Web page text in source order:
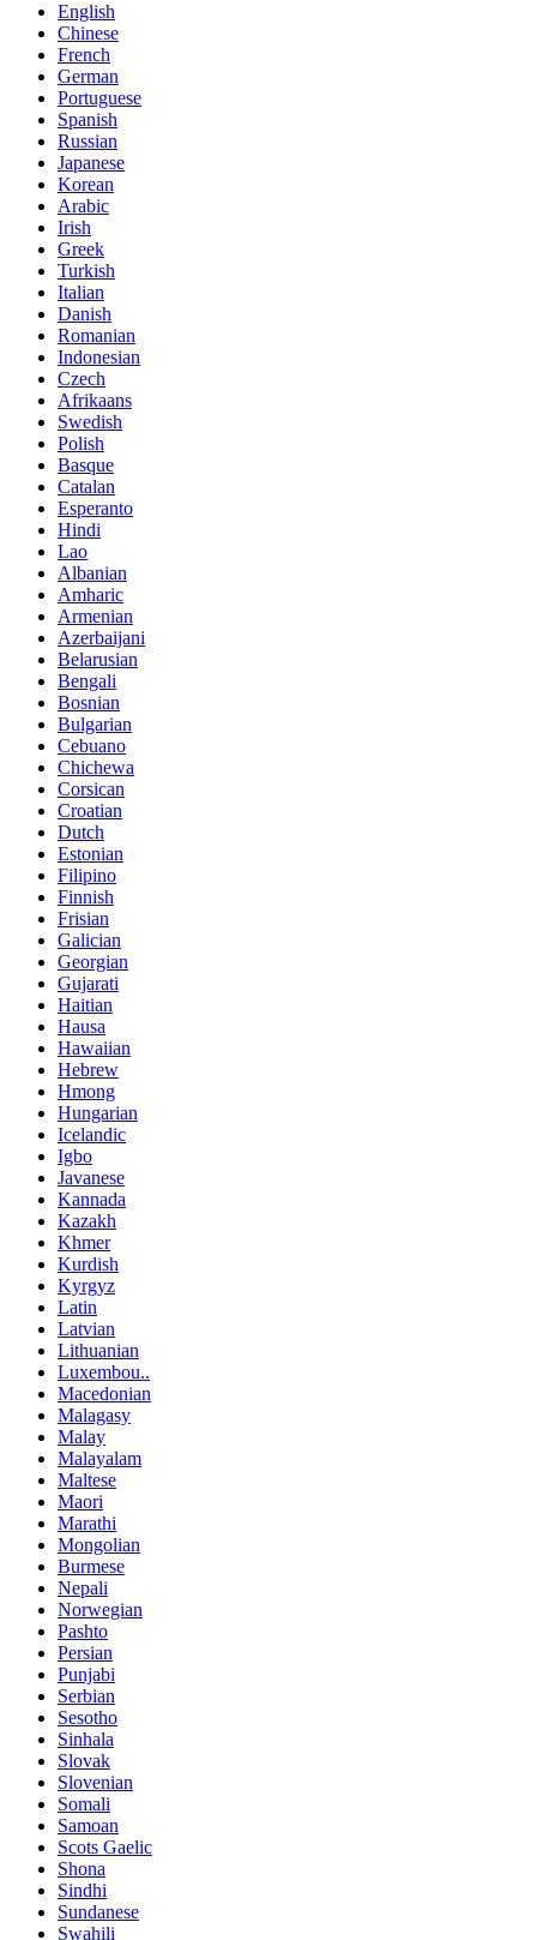
English
Chinese
French
German
Portuguese
Spanish
Russian
Japanese
Korean
Arabic
Irish
Greek
Turkish
Italian
Danish
Romanian
Indonesian
Czech
Afrikaans
Swedish
Polish
Basque
Catalan
Esperanto
Hindi
Lao
Albanian
Amharic
Armenian
Azerbaijani
Belarusian
Bengali
Bosnian
Bulgarian
Cebuano
Chichewa
Corsican
Croatian
Dutch
Estonian
Filipino
Finnish
Frisian
Galician
Georgian
Gujarati
Haitian
Hausa
Hawaiian
Hebrew
Hmong
Hungarian
Icelandic
Igbo
Javanese
Kannada
Kazakh
Khmer
Kurdish
Kyrgyz
Latin
Latvian
Lithuanian
Luxembou..
Macedonian
Malagasy
Malay
Malayalam
Maltese
Maori
Marathi
Mongolian
Burmese
Nepali
Norwegian
Pashto
Persian
Punjabi
Serbian
Sesotho
Sinhala
Slovak
Slovenian
Somali
Samoan
Scots Gaelic
Shona
Sindhi
Sundanese
Swahili